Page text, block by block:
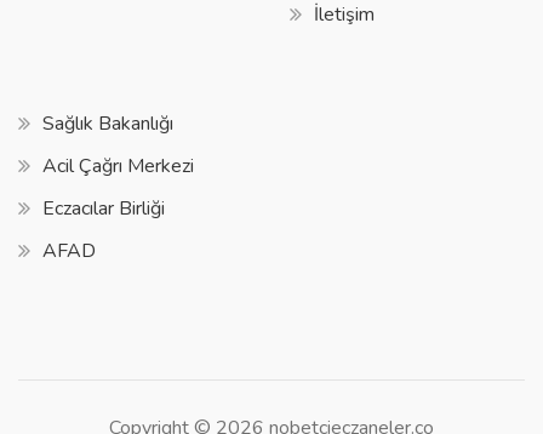
İletişim
Sağlık Bakanlığı
Acil Çağrı Merkezi
Eczacılar Birliği
AFAD
Copyright © 2026 nobetcieczaneler.co